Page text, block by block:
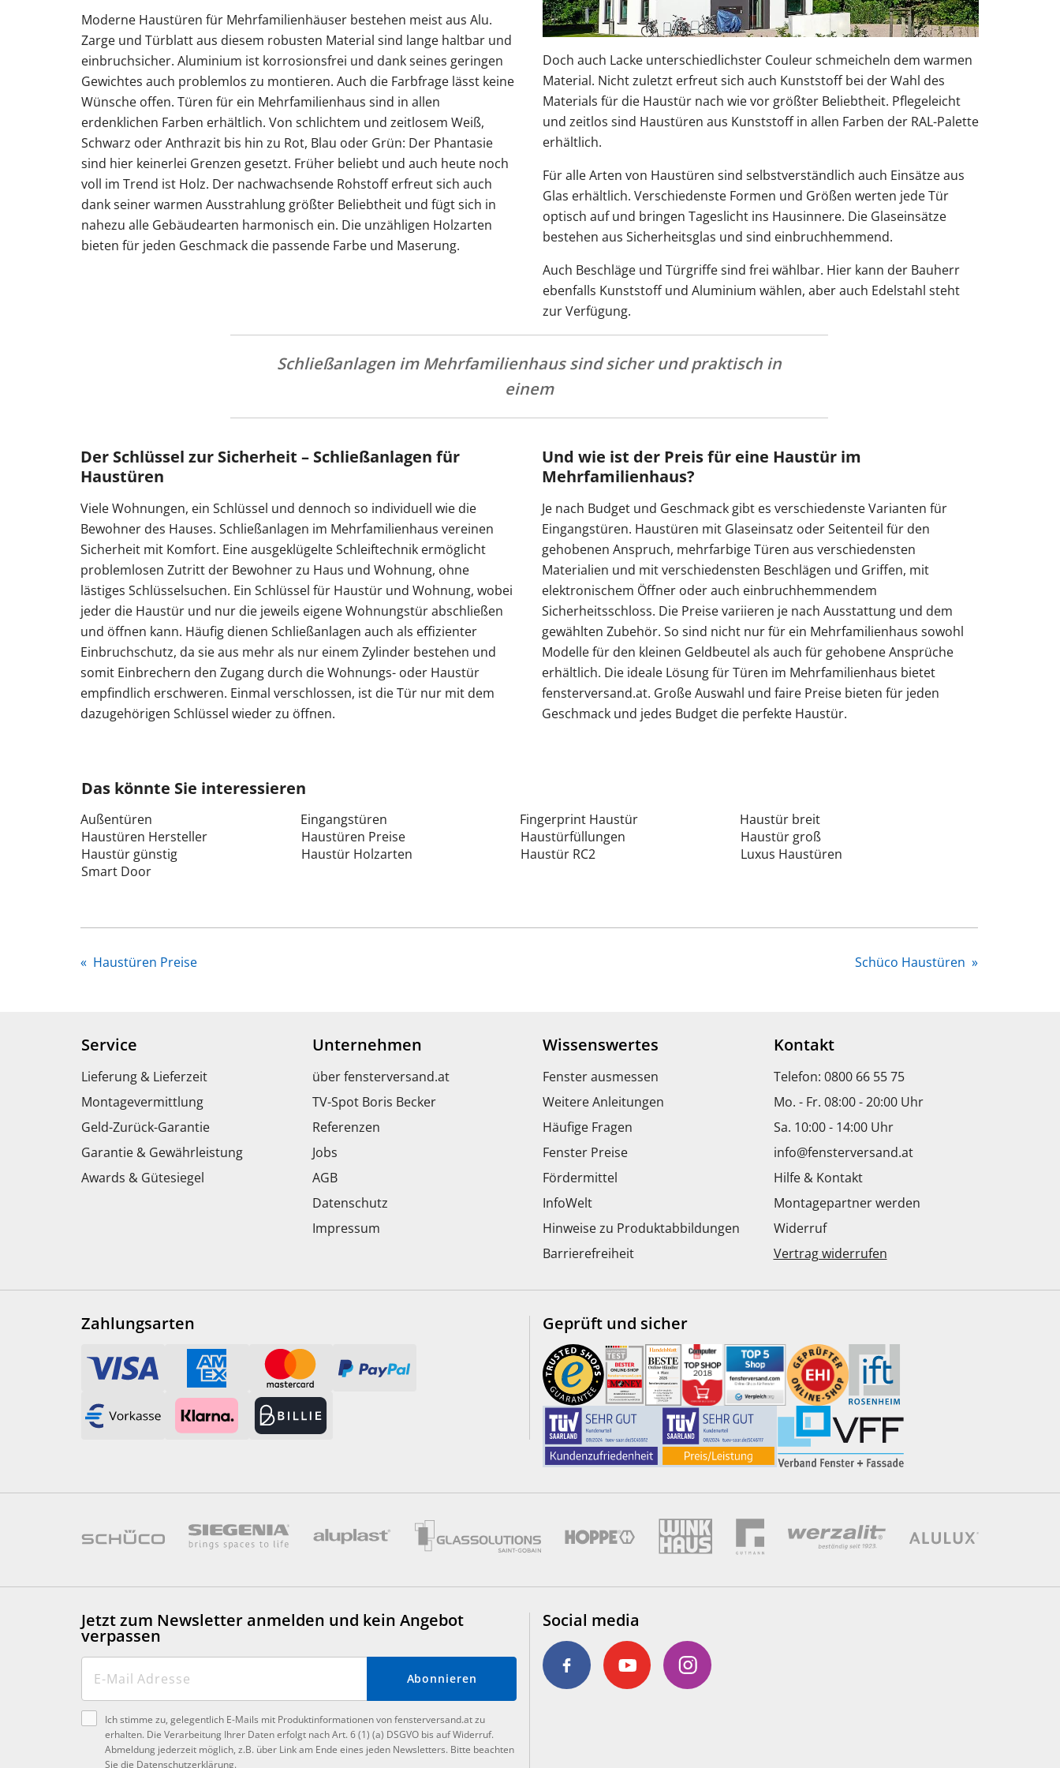
Moderne Haustüren für Mehrfamilienhäuser bestehen meist aus Alu.
Zarge und Türblatt aus diesem robusten Material sind lange haltbar und
einbruchsicher. Aluminium ist korrosionsfrei und dank seines geringen
Gewichtes auch problemlos zu montieren. Auch die Farbfrage lässt keine
Wünsche offen. Türen für ein Mehrfamilienhaus sind in allen
erdenklichen Farben erhältlich. Von schlichtem und zeitlosem Weiß,
Schwarz oder Anthrazit bis hin zu Rot, Blau oder Grün: Der Phantasie
sind hier keinerlei Grenzen gesetzt. Früher beliebt und auch heute noch
voll im Trend ist Holz. Der nachwachsende Rohstoff erfreut sich auch
dank seiner warmen Ausstrahlung größter Beliebtheit und fügt sich in
nahezu alle Gebäudearten harmonisch ein. Die unzähligen Holzarten
bieten für jeden Geschmack die passende Farbe und Maserung.
Doch auch Lacke unterschiedlichster Couleur schmeicheln dem warmen
Material. Nicht zuletzt erfreut sich auch Kunststoff bei der Wahl des
Materials für die Haustür nach wie vor größter Beliebtheit. Pflegeleicht
und zeitlos sind Haustüren aus Kunststoff in allen Farben der RAL-Palette
erhältlich.
Für alle Arten von Haustüren sind selbstverständlich auch Einsätze aus
Glas erhältlich. Verschiedenste Formen und Größen werten jede Tür
optisch auf und bringen Tageslicht ins Hausinnere. Die Glaseinsätze
bestehen aus Sicherheitsglas und sind einbruchhemmend.
Auch Beschläge und Türgriffe sind frei wählbar. Hier kann der Bauherr
ebenfalls Kunststoff und Aluminium wählen, aber auch Edelstahl steht
zur Verfügung.
Schließanlagen im Mehrfamilienhaus sind sicher und praktisch in
einem
Der Schlüssel zur Sicherheit – Schließanlagen für
Haustüren
Viele Wohnungen, ein Schlüssel und dennoch so individuell wie die
Bewohner des Hauses. Schließanlagen im Mehrfamilienhaus vereinen
Sicherheit mit Komfort. Eine ausgeklügelte Schleiftechnik ermöglicht
problemlosen Zutritt der Bewohner zu Haus und Wohnung, ohne
lästiges Schlüsselsuchen. Ein Schlüssel für Haustür und Wohnung, wobei
jeder die Haustür und nur die jeweils eigene Wohnungstür abschließen
und öffnen kann. Häufig dienen Schließanlagen auch als effizienter
Einbruchschutz, da sie aus mehr als nur einem Zylinder bestehen und
somit Einbrechern den Zugang durch die Wohnungs- oder Haustür
empfindlich erschweren. Einmal verschlossen, ist die Tür nur mit dem
dazugehörigen Schlüssel wieder zu öffnen.
Und wie ist der Preis für eine Haustür im
Mehrfamilienhaus?
Je nach Budget und Geschmack gibt es verschiedenste Varianten für
Eingangstüren. Haustüren mit Glaseinsatz oder Seitenteil für den
gehobenen Anspruch, mehrfarbige Türen aus verschiedensten
Materialien und mit verschiedensten Beschlägen und Griffen, mit
elektronischem Öffner oder auch einbruchhemmendem
Sicherheitsschloss. Die Preise variieren je nach Ausstattung und dem
gewählten Zubehör. So sind nicht nur für ein Mehrfamilienhaus sowohl
Modelle für den kleinen Geldbeutel als auch für gehobene Ansprüche
erhältlich. Die ideale Lösung für Türen im Mehrfamilienhaus bietet
fensterversand.at. Große Auswahl und faire Preise bieten für jeden
Geschmack und jedes Budget die perfekte Haustür.
Das könnte Sie interessieren
Außentüren Eingangstüren Fingerprint Haustür
Haustür breit
Haustüren Hersteller
Haustüren Preise Haustürfüllungen
Haustür groß
Haustür günstig
Haustür Holzarten Haustür RC2
Luxus Haustüren
Smart Door
« Haustüren Preise Schüco Haustüren »
Service
Lieferung & Lieferzeit
Montagevermittlung
Geld-Zurück-Garantie
Garantie & Gewährleistung
Awards & Gütesiegel
Unternehmen
über fensterversand.at
TV-Spot Boris Becker
Referenzen
Jobs
AGB
Datenschutz
Impressum
Wissenswertes
Fenster ausmessen
Weitere Anleitungen
Häufige Fragen
Fenster Preise
Fördermittel
InfoWelt
Hinweise zu Produktabbildungen
Barrierefreiheit
Kontakt
Telefon: 0800 66 55 75
Mo. - Fr. 08:00 - 20:00 Uhr
Sa. 10:00 - 14:00 Uhr
info@fensterversand.at
Hilfe & Kontakt
Montagepartner werden
Widerruf
Vertrag widerrufen
Zahlungsarten Geprüft und sicher
Jetzt zum Newsletter anmelden und kein Angebot
verpassen
Abonnieren
Ich stimme zu, gelegentlich E-Mails mit Produktinformationen von fensterversand.at zu
erhalten. Die Verarbeitung Ihrer Daten erfolgt nach Art. 6 (1) (a) DSGVO bis auf Widerruf.
Abmeldung jederzeit möglich, z.B. über Link am Ende eines jeden Newsletters. Bitte beachten
Sie die Datenschutzerklärung.
Social media